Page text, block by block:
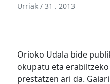
Urriak / 31 . 2013
Orioko Udala bide
okupatu eta
prestatzen ari da.